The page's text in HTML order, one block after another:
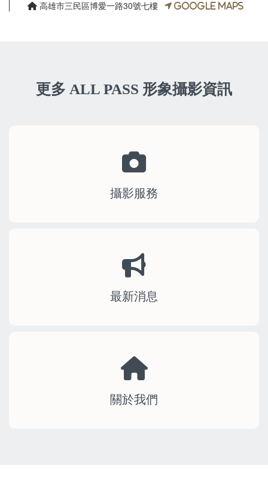
高雄市三民區博愛一路30號七樓
Google Maps
更多 ALL PASS 形象攝影資訊
攝影服務
最新消息
關於我們